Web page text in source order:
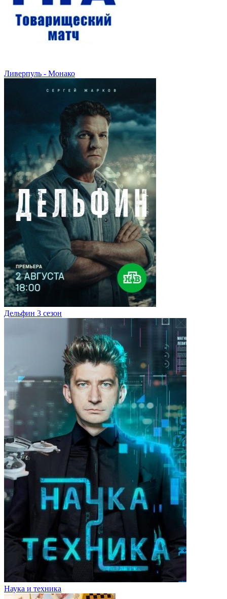
Ливерпуль - Монако
Дельфин 3 сезон
Наука и техника